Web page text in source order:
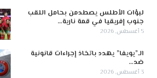
لبؤات الأطلس يصطدمن بحامل اللقب
جنوب إفريقيا في قمة نارية…
5 أغسطس, 2026
الـ”يويفا” يهدد باتخاذ إجراءات قانونية
ضد…
3 أغسطس, 2026